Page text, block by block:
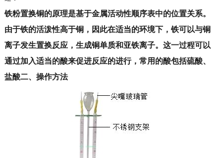
铁粉置换铜的原理是基于金属活动性顺序表中的位置关系。
由于铁的活泼性高于铜，因此在适当的环境下，铁可以与铜
离子发生置换反应，生成铜单质和亚铁离子。这一过程可以
通过加入适当的酸来促进反应的进行，常用的酸包括硫酸、
盐酸二、操作方法